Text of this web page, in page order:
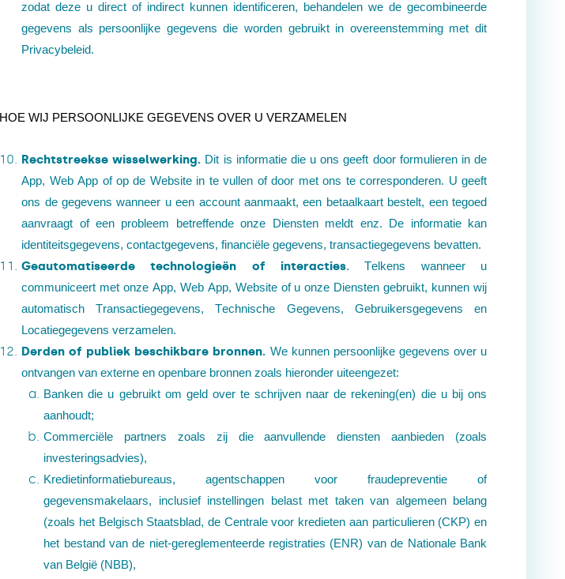
zodat deze u direct of indirect kunnen identificeren, behandelen we de gecombineerde
gegevens als persoonlijke gegevens die worden gebruikt in overeenstemming met dit
Privacybeleid.
HOE WIJ PERSOONLIJKE GEGEVENS OVER UVERZAMELEN
Rechtstreekse wisselwerking. Dit is informatie die u ons geeft door formulieren in de
App, Web App of op de Website in te vullen of door met ons te corresponderen. U geeft
ons de gegevens wanneer u een account aanmaakt, een betaalkaart bestelt, een tegoed
aanvraagt of een probleem betreffende onze Diensten meldt enz. De informatie kan
identiteitsgegevens, contactgegevens, financiële gegevens, transactiegegevens bevatten.
Geautomatiseerde technologieën of interacties. Telkens wanneer u
communiceert met onze App, Web App, Website of u onze Diensten gebruikt, kunnen wij
automatisch Transactiegegevens, Technische Gegevens, Gebruikersgegevens en
Locatiegegevens verzamelen.
Derden of publiek beschikbare bronnen. We kunnen persoonlijke gegevens over u
ontvangen van externe en openbare bronnen zoals hieronder uiteengezet:
Banken die u gebruikt om geld over te schrijven naar de rekening(en) die u bij ons
aanhoudt;
Commerciële partners zoals zij die aanvullende diensten aanbieden (zoals
investeringsadvies),
Kredietinformatiebureaus, agentschappen voor fraudepreventie of
gegevensmakelaars, inclusief instellingen belast met taken van algemeen belang
(zoals het Belgisch Staatsblad, de Centrale voor kredieten aan particulieren (CKP) en
het bestand van de niet-gereglementeerde registraties (ENR) van de Nationale Bank
van België (NBB),